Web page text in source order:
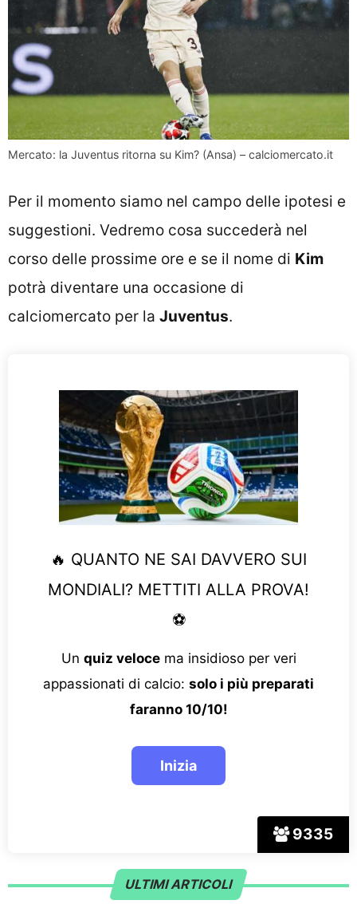
Mercato: la Juventus ritorna su Kim? (Ansa) – calciomercato.it
Per il momento siamo nel campo delle ipotesi e
suggestioni. Vedremo cosa succederà nel
corso delle prossime ore e se il nome di Kim
potrà diventare una occasione di
calciomercato per la Juventus.
9335
🔥 QUANTO NE SAI DAVVERO SUI
MONDIALI? METTITI ALLA PROVA!
⚽
Un quiz velocema insidioso per veri
appassionati di calcio: solo i più preparati
faranno 10/10!
ULTIMI ARTICOLI